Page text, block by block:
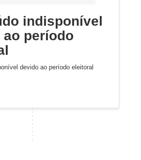
indisponível
ao período
devido ao período eleitoral